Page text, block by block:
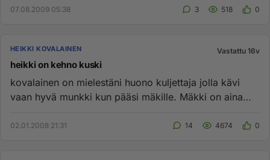
07.08.2009 05:38 3 518 0
HEIKKI KOVALAINEN Vastattu 16v
heikki on kehno kuski
kovalainen on mielestäni huono kuljettaja jolla kävi
vaan hyvä munkki kun pääsi mäkille. Mäkki on aina
02.01.2008 21:31 14 4674 0